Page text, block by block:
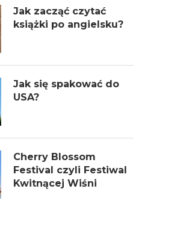
Jak zacząć czytać
książki po angielsku?
Jak się spakować do
USA?
Cherry Blossom
Festival czyli Festiwal
Kwitnącej Wiśni